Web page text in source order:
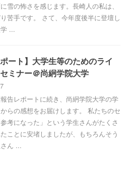
雪の怖さを感じます。長崎人の私は、
苦手です。 さて、今年度後半に登壇し
...
ポート】大学生等のためのライ
ミナー＠尚絅学院大学
告レポートに続き、尚絅学院大学の学
らの感想をお届けします。 私たちのセ
考になった」という学生さんがたくさ
ことに安堵しましたが、もちろんそう
ん ...